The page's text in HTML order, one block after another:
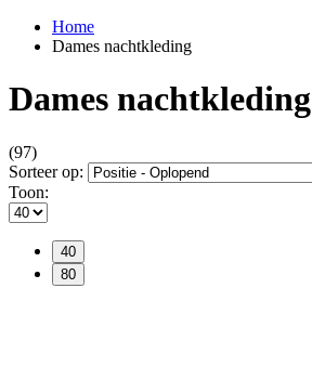
Home
Dames nachtkleding
Dames nachtkleding
(97)
Sorteer op:
Toon:
40
80